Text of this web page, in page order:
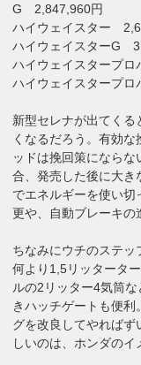
G 2,847,960円
ハイウェイスター
ハイウェイスターG
ハイウェイスタープ
ハイウェイスタープ
新型セレナが出てくる
くなるだろう。有効
ッドは挽回策になら
合、発売した後に大き
でエネルギーを使い
更や、自動ブレーキの
ちなみにウチのステッ
何より1,5リッタータ
ルの2リッター4気筒
きハッチゲートも便
グを改良してやれば
しいのは、ホンダのイ